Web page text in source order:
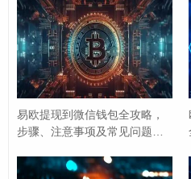
支持UTXO查询的API来验
解锁条件：每个UTXO都
bKey），规定了谁能花费
的签名以及公钥A”，当执
供相应的签名数据（在输
个锁定条件，否则交易验
输入的引用：每个输入都
易欧提现到微信钱包全攻略，
步骤、注意事项及常见问题解